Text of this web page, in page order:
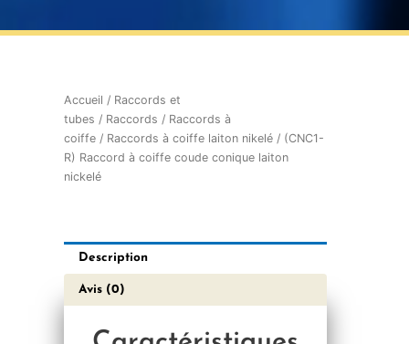
Accueil / Raccords et
tubes / Raccords / Raccords à
coiffe / Raccords à coiffe laiton nikelé / (CNC1-
R) Raccord à coiffe coude conique laiton
nickelé
Description
Avis (0)